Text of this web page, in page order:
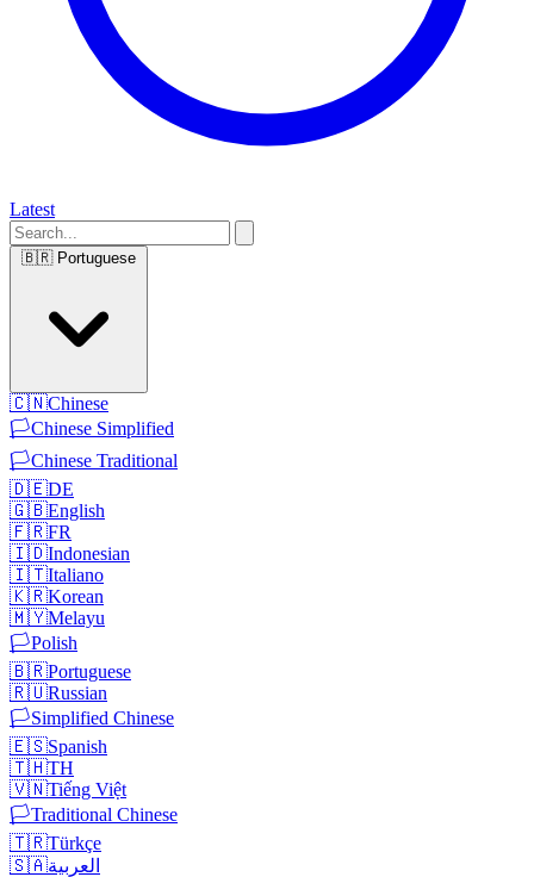
Latest
🇧🇷 Portuguese
🇨🇳Chinese
🏳️Chinese Simplified
🏳️Chinese Traditional
🇩🇪DE
🇬🇧English
🇫🇷FR
🇮🇩Indonesian
🇮🇹Italiano
🇰🇷Korean
🇲🇾Melayu
🏳️Polish
🇧🇷Portuguese
🇷🇺Russian
🏳️Simplified Chinese
🇪🇸Spanish
🇹🇭TH
🇻🇳Tiếng Việt
🏳️Traditional Chinese
🇹🇷Türkçe
🇸🇦العربية